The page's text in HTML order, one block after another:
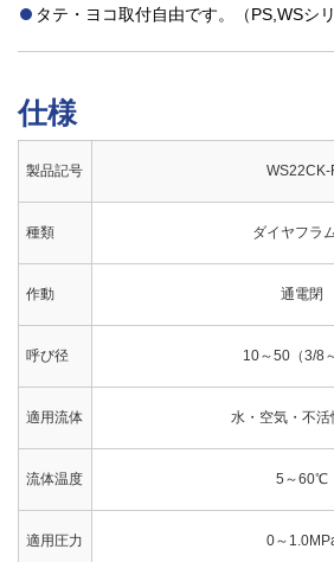
タテ・ヨコ取付自由です。（PS,WSシリ
仕様
製品記号 WS22CK-
種類 ダイヤフラ
作動 通電閉
呼び径 10～50（3/8
適用流体 水・空気・不活
流体温度 5～60℃
適用圧力 0～